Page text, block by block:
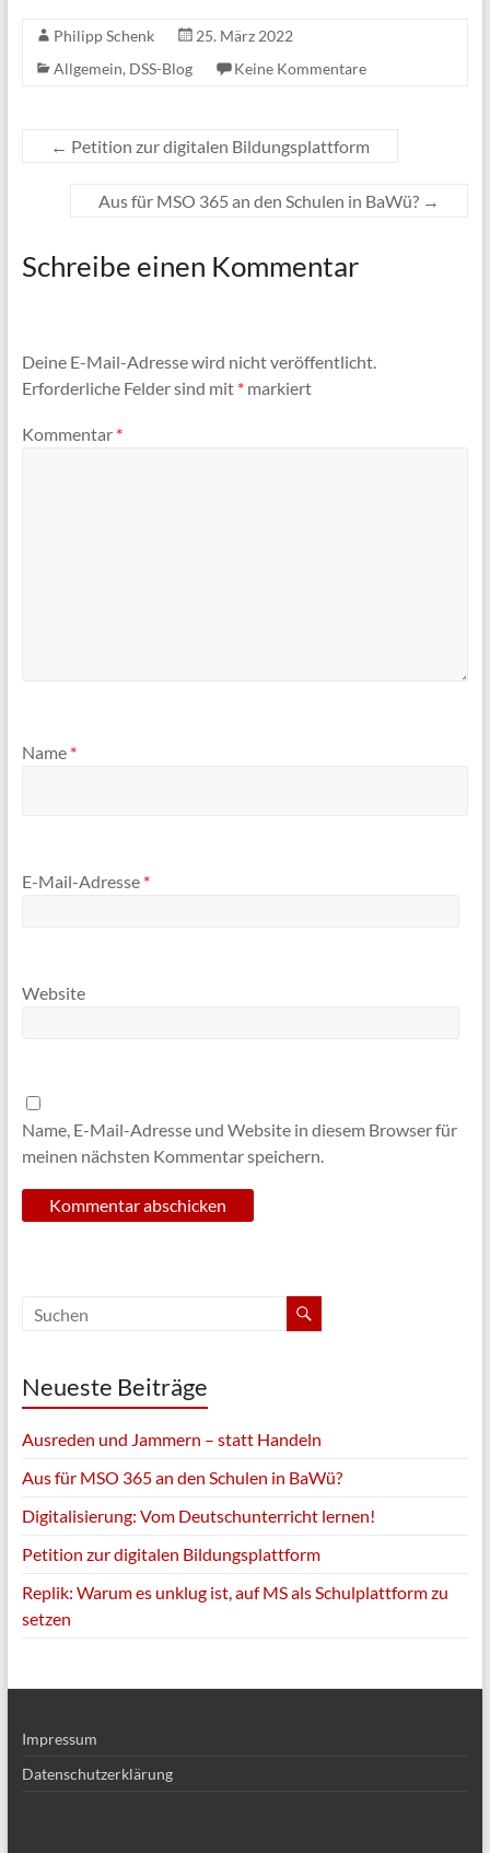
Philipp Schenk
25. März 2022
Allgemein, DSS-Blog Keine Kommentare
← Petition zur digitalen Bildungsplattform
Aus für MSO 365 an den Schulen in BaWü? →
Schreibe einen Kommentar
Deine E-Mail-Adresse wird nicht veröffentlicht.
Erforderliche Felder sind mit *markiert
Kommentar *
Name *
E-Mail-Adresse *
Website
Name, E-Mail-Adresse und Website in diesem Browser für
meinen nächsten Kommentar speichern.
Neueste Beiträge
Ausreden und Jammern – statt Handeln
Aus für MSO 365 an den Schulen in BaWü?
Digitalisierung: Vom Deutschunterricht lernen!
Petition zur digitalen Bildungsplattform
Replik: Warum es unklug ist, auf MS als Schulplattform zu
setzen
Impressum
Datenschutzerklärung